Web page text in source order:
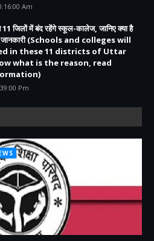
Am
जिलों में बंद रहेंगे स्कूल-कालेज, जानिए क्या है
जानकारी (Schools and colleges will
in these 11 districts of Uttar
what is the reason, read
Pm